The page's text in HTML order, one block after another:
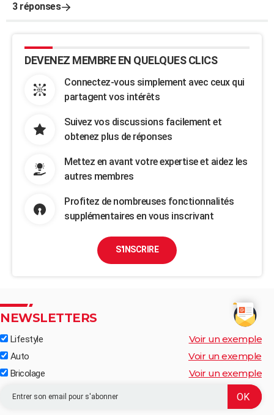
3 réponses
DEVENEZ MEMBRE EN QUELQUES CLICS
Connectez-vous simplement avec ceux qui
partagent vos intérêts
Suivez vos discussions facilement et
obtenez plus de réponses
Mettez en avant votre expertise et aidez les
autres membres
Profitez de nombreuses fonctionnalités
supplémentaires en vous inscrivant
S'INSCRIRE
NEWSLETTERS
Lifestyle Voir un exemple
Auto Voir un exemple
Bricolage Voir un exemple